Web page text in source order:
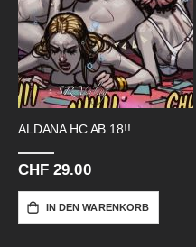
ALDANA HC AB 18!!
CHF 29.00
IN DEN WARENKORB